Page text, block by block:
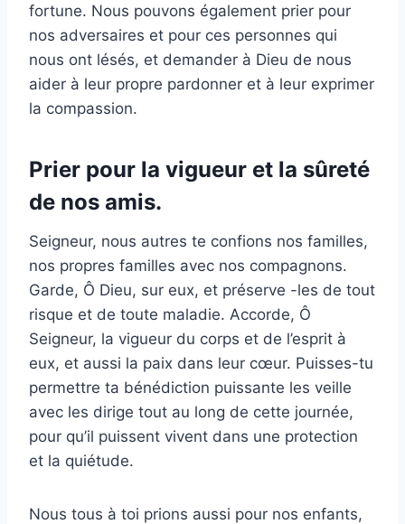
fortune. Nous pouvons également prier pour
nos adversaires et pour ces personnes qui
nous ont lésés, et demander à Dieu de nous
aider à leur propre pardonner et à leur exprimer
la compassion.
Prier pour la vigueur et la sûreté
de nos amis.
Seigneur, nous autres te confions nos familles,
nos propres familles avec nos compagnons.
Garde, Ô Dieu, sur eux, et préserve -les de tout
risque et de toute maladie. Accorde, Ô
Seigneur, la vigueur du corps et de l’esprit à
eux, et aussi la paix dans leur cœur. Puisses-tu
permettre ta bénédiction puissante les veille
avec les dirige tout au long de cette journée,
pour qu’il puissent vivent dans une protection
et la quiétude.
Nous tous à toi prions aussi pour nos enfants,